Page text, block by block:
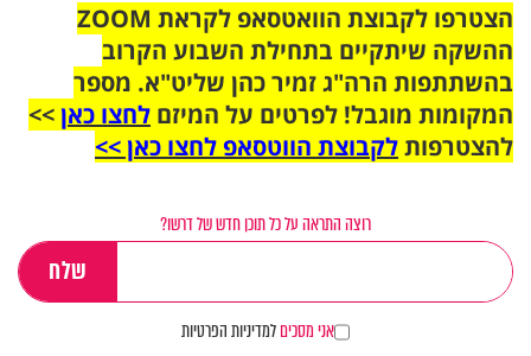
הצטרפו לקבוצת הוואטסאפ לקראת ZOOM
ההשקה שיתקיים בתחילת השבוע הקרוב
בהשתתפות הרה"ג זמיר כהן שליט"א. מספר
המקומות מוגבל! לפרטים על המיזם לחצו כאן>>
להצטרפותלקבוצת הווטסאפ לחצו כאן >>
רוצה התראה על כל תוכן חדש של דרשו?
אני מסכיםלמדיניות הפרטיות